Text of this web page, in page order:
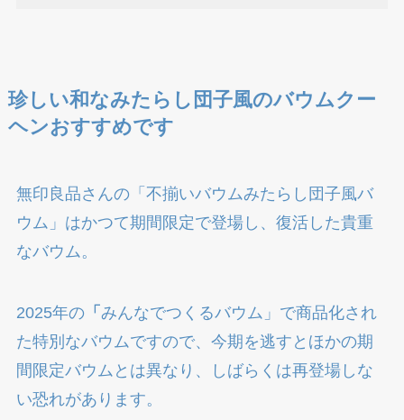
珍しい和なみたらし団子風のバウムクー
ヘンおすすめです
無印良品さんの「不揃いバウムみたらし団子風バ
ウム」はかつて期間限定で登場し、復活した貴重
なバウム。
2025年の「 みんなでつくるバウム」で商品化され
た特別なバウムですので、今期を逃すとほかの期
間限定バウムとは異なり、しばらくは再登場しな
い恐れがあります。